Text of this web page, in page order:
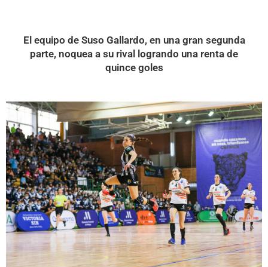
El equipo de Suso Gallardo, en una gran segunda
parte, noquea a su rival logrando una renta de
quince goles